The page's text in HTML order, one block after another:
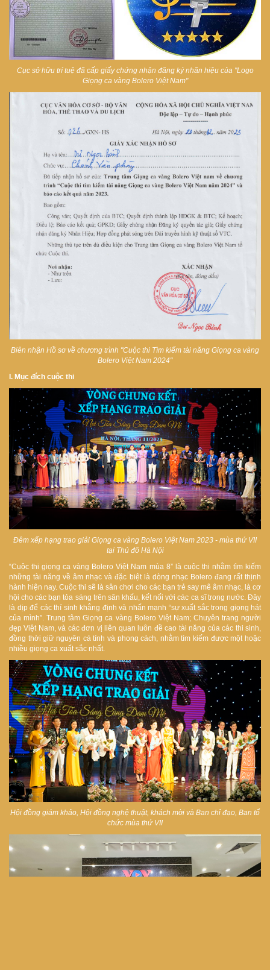
Cục sở hữu trí tuệ đã cấp giấy chứng nhận đăng ký nhãn hiệu của "Logo
Giọng ca vàng Bolero Việt Nam"
Biên nhận Hồ sơ về chương trình "Cuộc thi Tìm kiếm tài năng Giọng ca vàng
Bolero Việt Nam 2024"
I. Mục đích cuộc thi
Đêm xếp hạng trao giải Giọng ca vàng Bolero Việt Nam 2023 - mùa thứ VII
tại Thủ đô Hà Nội
“Cuộc thi giọng ca vàng Bolero Việt Nam mùa 8” là cuộc thi nhằm tìm kiếm
những tài năng về âm nhạc và đặc biệt là dòng nhạc Bolero đang rất thịnh
hành hiện nay. Cuộc thi sẽ là sân chơi cho các bạn trẻ say mê âm nhạc, là cơ
hội cho các bạn tỏa sáng trên sân khấu, kết nối với các ca sĩ trong nước. Đây
là dịp để các thí sinh khẳng định và nhấn mạnh “sự xuất sắc trong giọng hát
của mình”. Trung tâm Giọng ca vàng Bolero Việt Nam; Chuyên trang người
đẹp Việt Nam, và các đơn vị liên quan luôn đề cao tài năng của các thi sinh,
đồng thời giữ nguyên cá tính và phong cách, nhằm tìm kiếm được một hoặc
nhiều giọng ca xuất sắc nhất.
Hội đồng giám khảo, Hội đồng nghệ thuật, khách mời và Ban chỉ đạo, Ban tổ
chức mùa thứ VII